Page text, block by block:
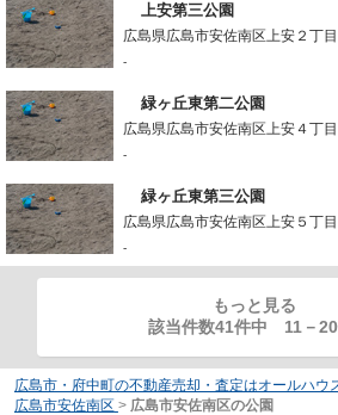
上安第三公園
広島県広島市安佐南区上安２丁目
-
緑ヶ丘東第二公園
広島県広島市安佐南区上安４丁目
-
緑ヶ丘東第三公園
広島県広島市安佐南区上安５丁目
-
もっと見る
該当件数41件中 11 －20
広島市・府中町の不動産売却・査定はオールハウ
広島市安佐南区 > 広島市安佐南区の公園